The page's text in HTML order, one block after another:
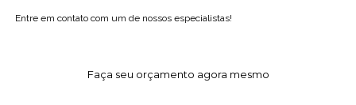
Entre em contato com um de nossos especialistas!
Faça seu orçamento agora mesmo